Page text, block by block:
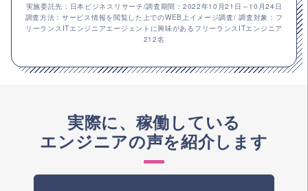
実施委託先：日本ビジネスリサーチ/調査期間：2022年10月21日～10月24日
調査方法：サービス情報を閲覧した上でのWEB上イメージ調査/ 調査対象：フ
リーランスITエンジニアエージェントに興味があるフリーランスITエンジニア
212名
実際に、稼働している
エンジニアの声を紹介します